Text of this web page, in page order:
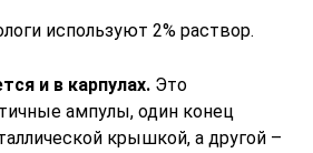
используют 2% раствор.
и в карпулах. Это
ампулы, один конец
крышкой, а другой –